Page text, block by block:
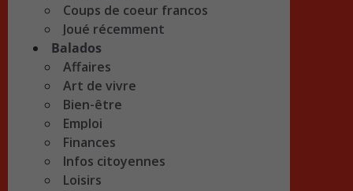
Coups de coeur francos
Joué récemment
Balados
Affaires
Art de vivre
Bien-être
Emploi
Finances
Infos citoyennes
Loisirs